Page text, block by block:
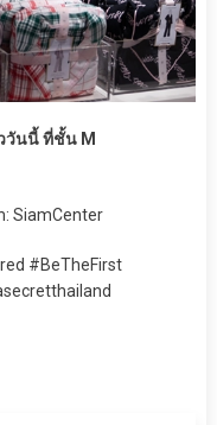
วันนี้ ที่ชั้น M
SiamCenter
#BeTheFirst